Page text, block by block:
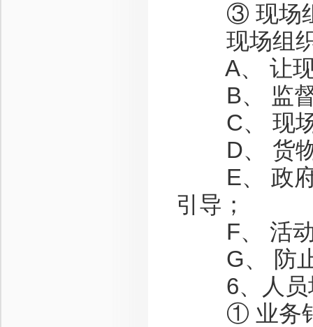
③ 现场
现场组织
A、 让现
B、 监督
C、 现场
D、 货物
E、 政府
引导；
F、 活动
G、 防止
6、人员
① 业务销